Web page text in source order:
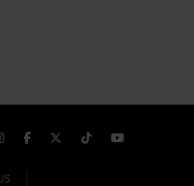
CHANNEL LINK
FACEBOOK CHANNEL LINK
TWITTER CHANNEL
TIKTOKYOUTUBE